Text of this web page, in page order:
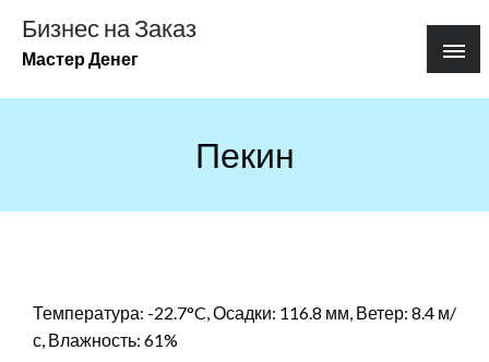
содержимому
Бизнес на Заказ
Мастер Денег
Пекин
Температура: -22.7°C, Осадки: 116.8 мм, Ветер: 8.4 м/
с, Влажность: 61%